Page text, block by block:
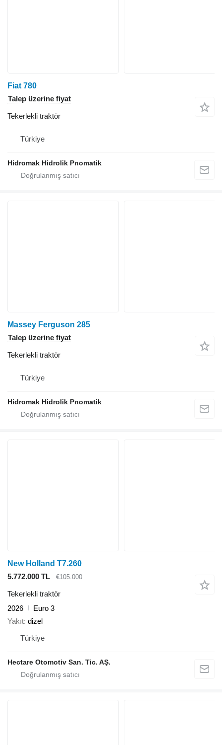
Fiat 780
Talep üzerine fiyat
Tekerlekli traktör
Türkiye
Hidromak Hidrolik Pnomatik
Massey Ferguson 285
Talep üzerine fiyat
Tekerlekli traktör
Türkiye
Hidromak Hidrolik Pnomatik
New Holland T7.260
5.772.000 TL
€105.000
Tekerlekli traktör
2026
Euro 3
Yakıt dizel
Türkiye
Hectare Otomotiv San. Tic. AŞ.